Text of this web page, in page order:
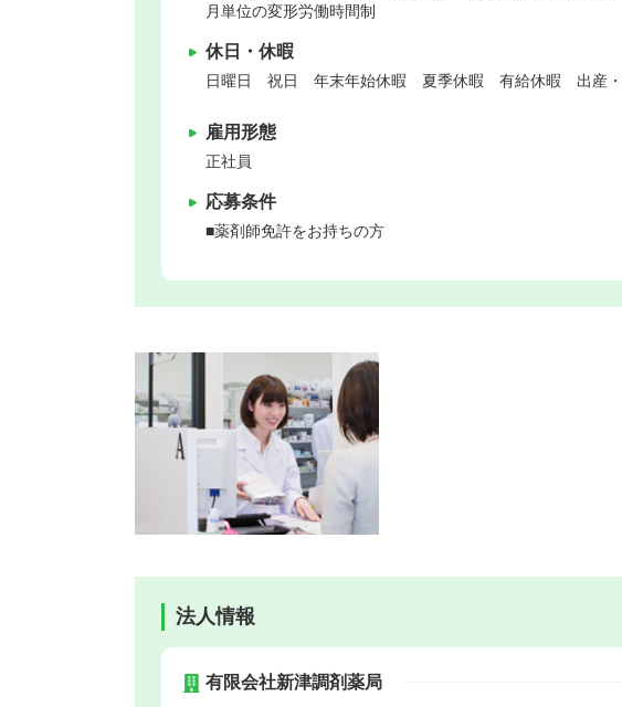
月単位の変形労働時間制
休日・休暇
日曜日 祝日 年末年始休暇 夏季休暇 有給休暇 出産・
雇用形態
正社員
応募条件
■薬剤師免許をお持ちの方
法人情報
有限会社新津調剤薬局